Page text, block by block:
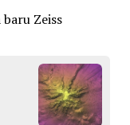
Zeiss